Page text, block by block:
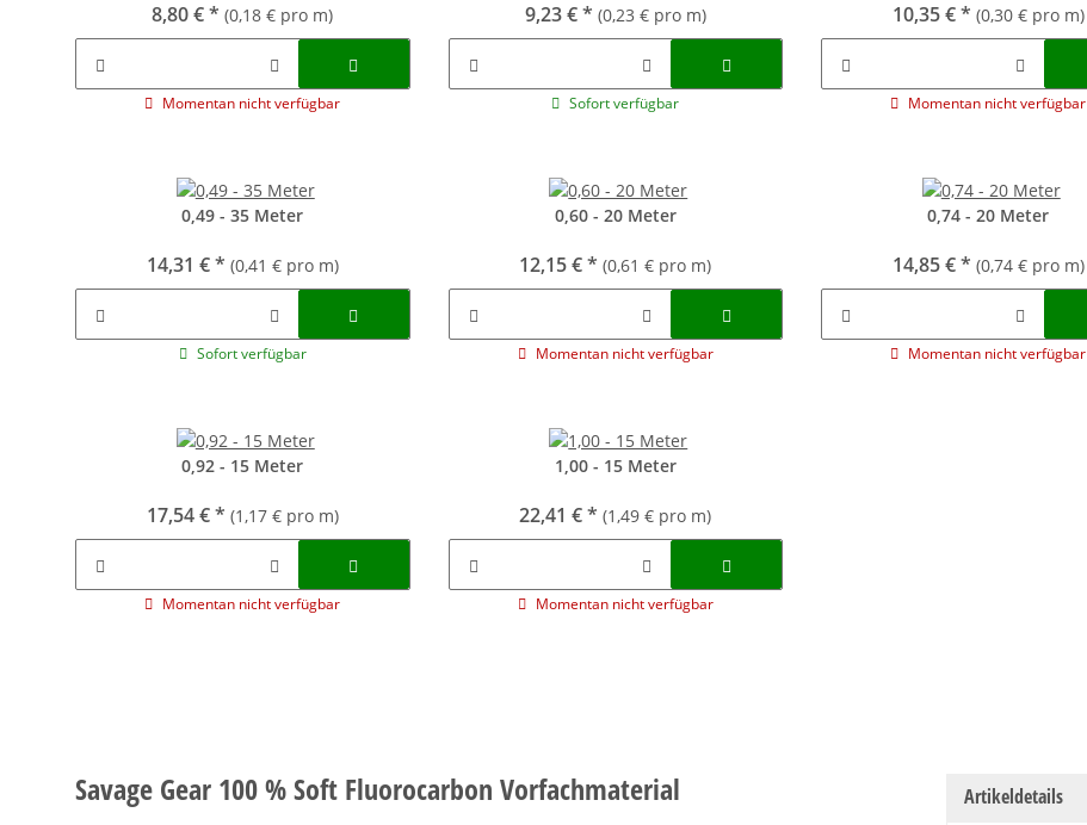
8,80 €* (0,18 € pro m)
Momentan nicht verfügbar
9,23 €* (0,23 € pro m)
Sofort verfügbar
10,35 €* (0,30 € pro m)
Momentan nicht verfügbar
0,49 - 35 Meter
14,31 €* (0,41 € pro m)
Sofort verfügbar
0,60 - 20 Meter
12,15 €* (0,61 € pro m)
Momentan nicht verfügbar
0,74 - 20 Meter
14,85 €* (0,74 € pro m)
Momentan nicht verfügbar
0,92 - 15 Meter
17,54 €* (1,17 € pro m)
Momentan nicht verfügbar
1,00 - 15 Meter
22,41 €* (1,49 € pro m)
Momentan nicht verfügbar
Savage Gear 100 % Soft Fluorocarbon Vorfachmaterial
Artikeldetails